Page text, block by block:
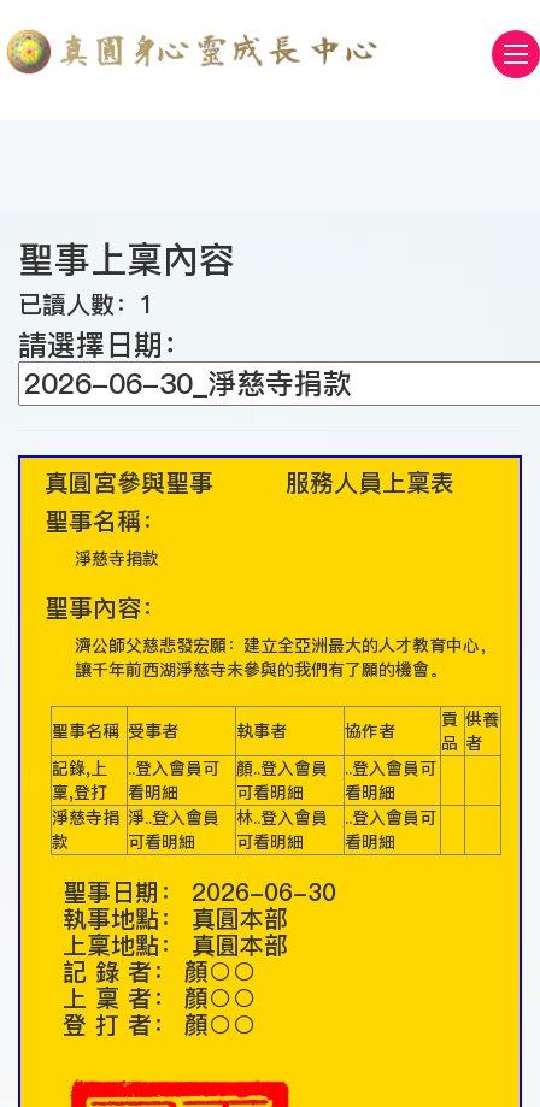
聖事上稟內容
已讀人數：1
請選擇日期：
真圓宮參與聖事 服務人員上稟表
聖事名稱：
淨慈寺捐款
聖事內容：
濟公師父慈悲發宏願：建立全亞洲最大的人才教育中心，
讓千年前西湖淨慈寺未參與的我們有了願的機會。
聖事名稱 受事者 執事者 協作者
貢
品
供養
者
記錄,上
稟,登打
..登入會員可
看明細
顏..登入會員
可看明細
..登入會員可
看明細
淨慈寺捐
款
淨..登入會員
可看明細
林..登入會員
可看明細
..登入會員可
看明細
聖事日期： 2026-06-30
執事地點： 真圓本部
上稟地點： 真圓本部
記 錄 者： 顏○○
上 稟 者： 顏○○
登 打 者： 顏○○